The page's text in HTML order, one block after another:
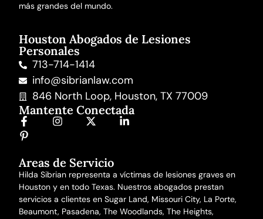
más grandes del mundo.
Houston Abogados de Lesiones
Personales
713-714-1414
info@sibrianlaw.com
846 North Loop, Houston, TX 77009
Mantente Conectada
Areas de Servicio
Hilda Sibrian representa a víctimas de lesiones graves en
Houston y en todo Texas. Nuestros abogados prestan
servicios a clientes en Sugar Land, Missouri City, La Porte,
Beaumont, Pasadena, The Woodlands, The Heights,